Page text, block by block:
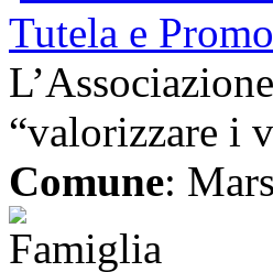
Tutela e
“valorizzare i
Comune: